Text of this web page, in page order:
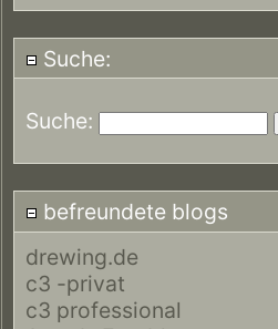
Suche:
Suche:
befreundete blogs
drewing.de
c3 -privat
c3 professional